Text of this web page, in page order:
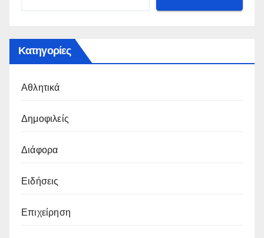
Κατηγορίες
Αθλητικά
Δημοφιλείς
Διάφορα
Ειδήσεις
Επιχείρηση